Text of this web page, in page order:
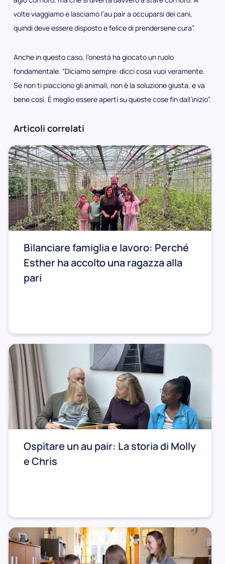
volte viaggiamo e lasciamo l’au pair a occuparsi dei cani,
quindi deve essere disposto e felice di prendersene cura”.
Anche in questo caso, l’onestà ha giocato un ruolo
fondamentale. “Diciamo sempre: dicci cosa vuoi veramente.
Se non ti piacciono gli animali, non è la soluzione giusta, e va
bene così. È meglio essere aperti su queste cose fin dall’inizio”.
Articoli correlati
Bilanciare famiglia e lavoro: Perché
Esther ha accolto una ragazza alla
pari
Ospitare un au pair: La storia di Molly
e Chris